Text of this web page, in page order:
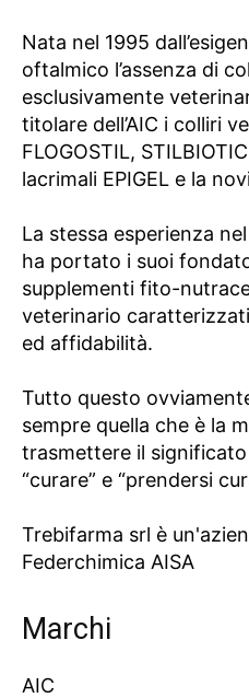
Nata nel 1995
oftalmico l’assenza di
esclusivamente
titolare dell’AIC i colliri
FLOGOSTIL,
lacrimali EPIGEL e la
La stessa esperienza
ha portato i suoi
supplementi fito-
veterinario
ed affidabilità.
Tutto questo
sempre quella che è la
trasmettere il
“curare” e “prendersi
Trebifarma srl è
Federchimica AISA
Marchi
AIC